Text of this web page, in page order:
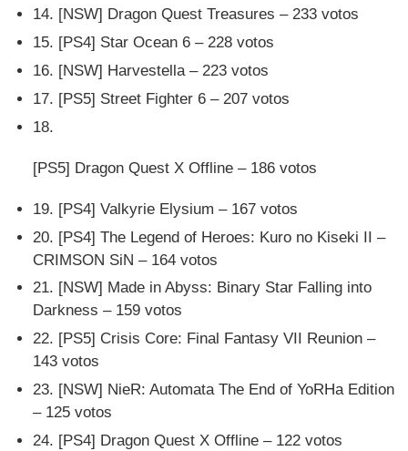
14. [NSW] Dragon Quest Treasures – 233 votos
15. [PS4] Star Ocean 6 – 228 votos
16. [NSW] Harvestella – 223 votos
17. [PS5] Street Fighter 6 – 207 votos
18.
[PS5] Dragon Quest X Offline – 186 votos
19. [PS4] Valkyrie Elysium – 167 votos
20. [PS4] The Legend of Heroes: Kuro no Kiseki II –
CRIMSON SiN – 164 votos
21. [NSW] Made in Abyss: Binary Star Falling into
Darkness – 159 votos
22. [PS5] Crisis Core: Final Fantasy VII Reunion –
143 votos
23. [NSW] NieR: Automata The End of YoRHa Edition
– 125 votos
24. [PS4] Dragon Quest X Offline – 122 votos